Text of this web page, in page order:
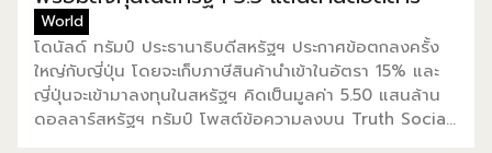
World
โดนัลด์ ทรัมป์ ประธานาธิบดีสหรัฐฯ ประกาศข้อตกลงครั้ง
ใหญ่กับญี่ปุ่น โดยจะเก็บภาษีสินค้านำเข้าในอัตรา 15% และ
ญี่ปุ่นจะเข้ามาลงทุนในสหรัฐฯ คิดเป็นมูลค่า 5.50 แสนล้าน
ดอลลาร์สหรัฐฯ ทรัมป์ โพสต์ข้อความลงบน Truth Social